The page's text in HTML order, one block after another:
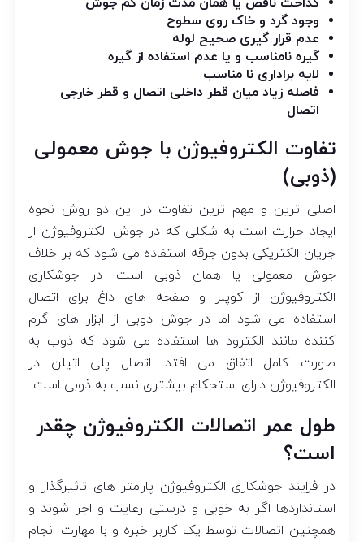
وجود گرد و خاک روی سطوح
عدم قرار گیری صحیح لوله
گیره نامناسب و یا عدم استفاده از گیره
لایه براداری نا مناسب
فاصله زیاد میان قطر داخلی اتصال و قطر خارجی
اتصال
تفاوت الکتروفیوژن با جوش معمولی
(ذوبی)
اصلی ترین و مهم ترین تفاوت در این دو روش نحوه
ایجاد حرارت است به شکلی که در جوش الکتروفیوژن از
جریان الکتریکی بدون جرقه استفاده می شود که بر خلاف
جوش معمولی یا همان ذوبی است. در جوشکاری
الکتروفیوژن از کوپلر و صفحه های داغ برای اتصال
استفاده می شود اما در جوش ذوبی از ابزار های گرم
کننده مانند الکترود ها استفاده می شود که ذوب به
صورت کامل اتفاق می افتد. اتصال پلی اتیلن در
الکتروفیوژن دارای استحکام بیشتری نسب به ذوبی است.
طول عمر اتصالات الکتروفیوژن چقدر
است؟
در فرایند جوشکاری الکتروفیوژن پارامتر های تاثیرگذار و
استانداردها اگر به خوبی و درستی رعایت و اجرا شوند و
همچنین اتصالات توسط یک کاربر خبره و با مهارت انجام